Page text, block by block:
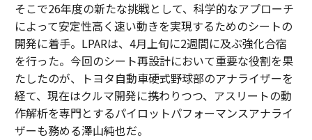
そこで26年度の新たな挑戦として、科学的なアプローチ
によって安定性高く速い動きを実現するためのシートの
開発に着手。LPARは、4月上旬に2週間に及ぶ強化合宿
を行った。今回のシート再設計において重要な役割を果
たしたのが、トヨタ自動車硬式野球部のアナライザーを
経て、現在はクルマ開発に携わりつつ、アスリートの動
作解析を専門とするパイロットパフォーマンスアナライ
ザーも務める澤山純也だ。